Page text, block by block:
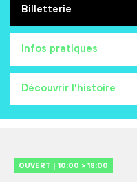
Billetterie
Infos pratiques
Découvrir l'histoire
OUVERT | 10:00 > 18:00